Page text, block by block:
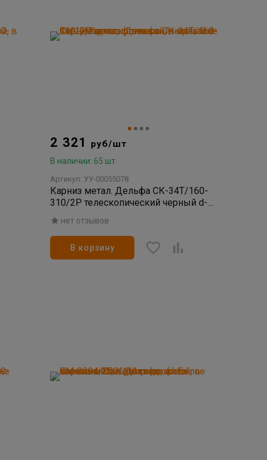
2 321 руб/шт
В наличии: 65 шт
Артикул: УУ-00055078
Карниз метал. Дельфа СК-34Т/160-
310/2Р телескопический черный d-
16/19
нет отзывов
В корзину